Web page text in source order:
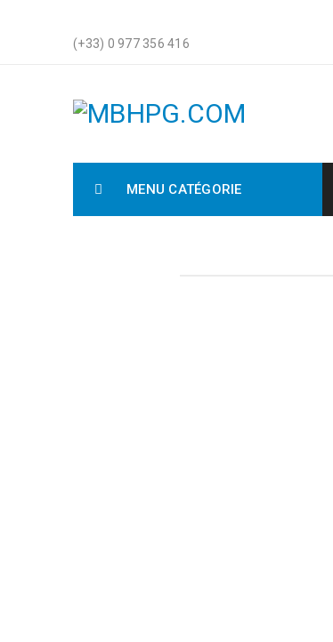
(+33) 0 977 356 416
MENU CATÉGORIE